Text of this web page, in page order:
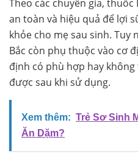
Theo các chuyên gia,
an toàn và hiệu quả để lợi
khỏe cho mẹ sau sinh. Tuy
Bắc còn phụ thuộc vào cơ
định có phù hợp hay
được sau khi sử dụng.
Xem thêm: Trẻ Sơ Sinh
Ăn Dặm?